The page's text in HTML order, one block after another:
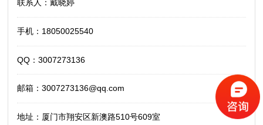
联系人：戴晓婷
手机：18050025540
QQ：3007273136
邮箱：3007273136@qq.com
地址：厦门市翔安区新澳路510号609室